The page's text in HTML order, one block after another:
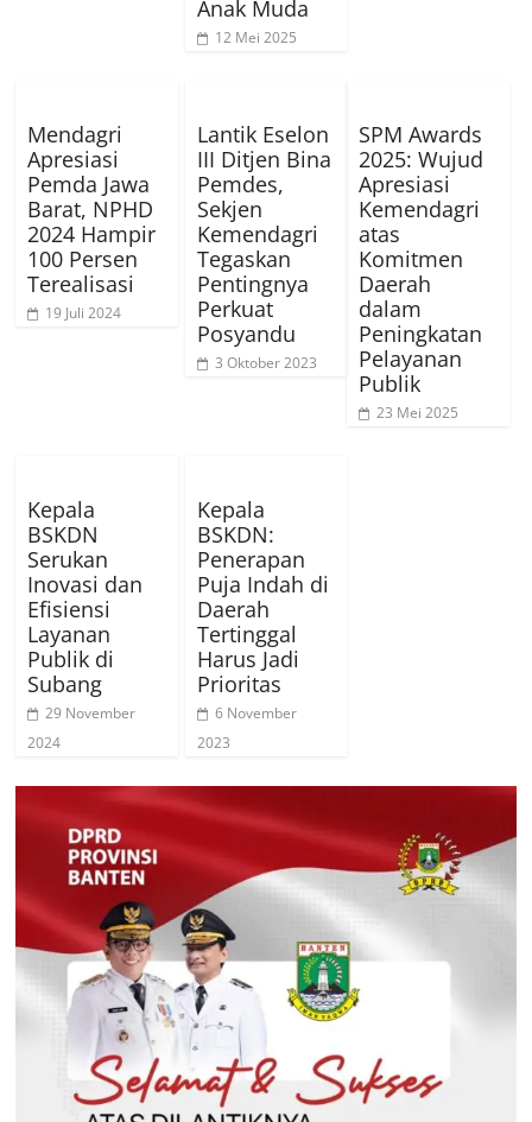
Anak Muda
12 Mei 2025
Mendagri
Apresiasi
Pemda Jawa
Barat, NPHD
2024 Hampir
100 Persen
Terealisasi
19 Juli 2024
Lantik Eselon
III Ditjen Bina
Pemdes,
Sekjen
Kemendagri
Tegaskan
Pentingnya
Perkuat
Posyandu
3 Oktober 2023
SPM Awards
2025: Wujud
Apresiasi
Kemendagri
atas
Komitmen
Daerah
dalam
Peningkatan
Pelayanan
Publik
23 Mei 2025
Kepala
BSKDN
Serukan
Inovasi dan
Efisiensi
Layanan
Publik di
Subang
29 November
2024
Kepala
BSKDN:
Penerapan
Puja Indah di
Daerah
Tertinggal
Harus Jadi
Prioritas
6 November
2023